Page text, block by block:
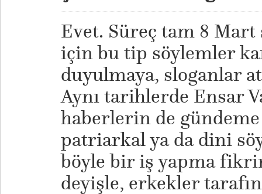
Evet. Süreç tam 8
için bu tip söylemler
duyulmaya, sloganlar
Aynı tarihlerde Ensar
haberlerin de
patriarkal ya da dini
böyle bir iş yapma
deyişle, erkekler